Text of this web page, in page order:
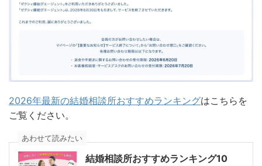
2026年最新の結婚相談所おすすめランキングはこちらを
ご覧ください。
結婚相談所おすすめランキング10
あわせて読みたい